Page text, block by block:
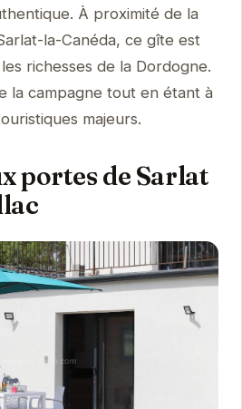
À proximité de la
la-Canéda, ce gîte est
richesses de la Dordogne.
la campagne tout en étant à
majeurs.
portes de Sarlat